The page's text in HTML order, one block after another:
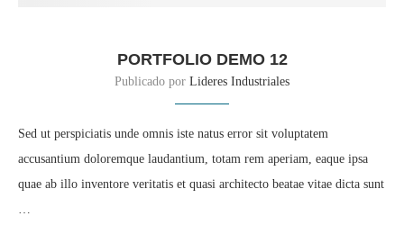
PORTFOLIO DEMO 12
Publicado por Lideres Industriales
Sed ut perspiciatis unde omnis iste natus error sit voluptatem
accusantium doloremque laudantium, totam rem aperiam, eaque ipsa
quae ab illo inventore veritatis et quasi architecto beatae vitae dicta sunt
…